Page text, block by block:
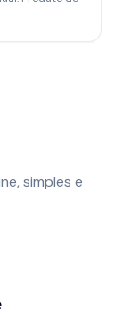
simples e